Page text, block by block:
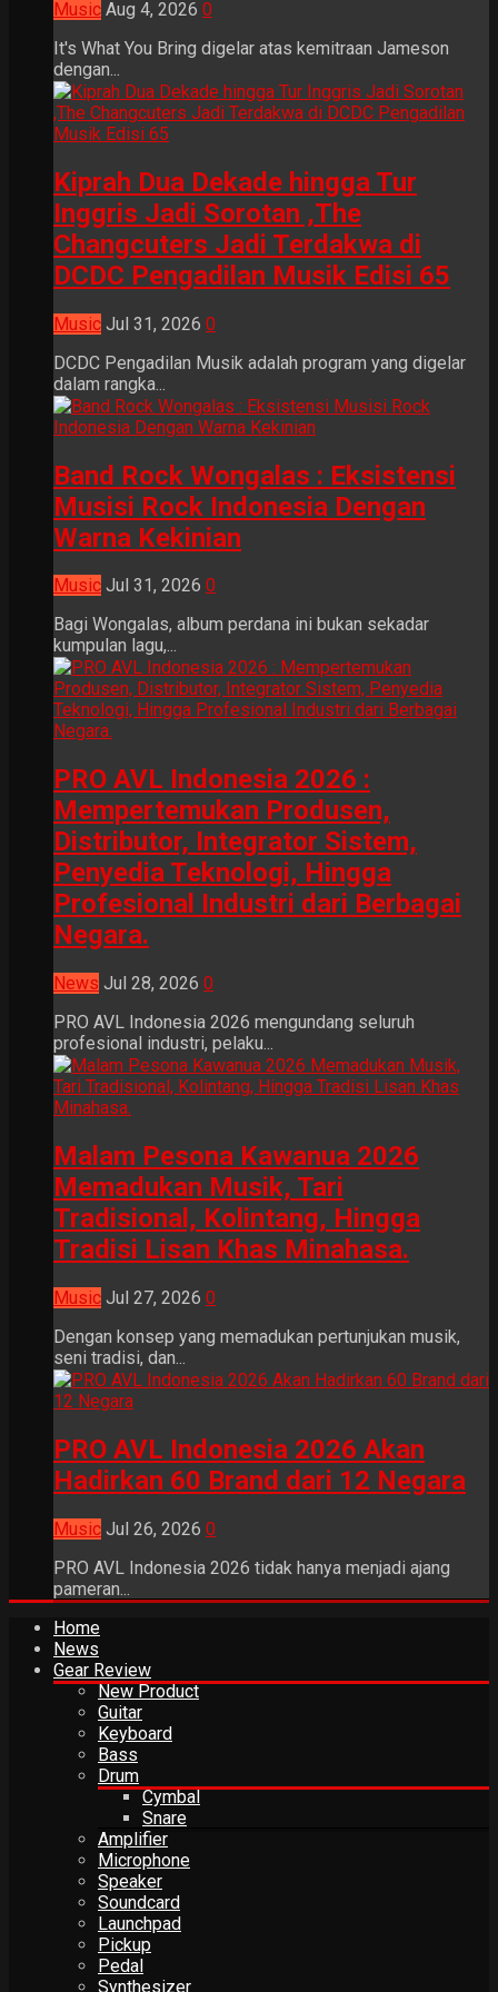
Music Aug 4, 2026 0
It's What You Bring digelar atas kemitraan Jameson
dengan...
Kiprah Dua Dekade hingga Tur
Inggris Jadi Sorotan ,The
Changcuters Jadi Terdakwa di
DCDC Pengadilan Musik Edisi 65
Music Jul 31, 2026 0
DCDC Pengadilan Musik adalah program yang digelar
dalam rangka...
Band Rock Wongalas : Eksistensi
Musisi Rock Indonesia Dengan
Warna Kekinian
Music Jul 31, 2026 0
Bagi Wongalas, album perdana ini bukan sekadar
kumpulan lagu,...
PRO AVL Indonesia 2026 :
Mempertemukan Produsen,
Distributor, Integrator Sistem,
Penyedia Teknologi, Hingga
Profesional Industri dari Berbagai
Negara.
News Jul 28, 2026 0
PRO AVL Indonesia 2026 mengundang seluruh
profesional industri, pelaku...
Malam Pesona Kawanua 2026
Memadukan Musik, Tari
Tradisional, Kolintang, Hingga
Tradisi Lisan Khas Minahasa.
Music Jul 27, 2026 0
Dengan konsep yang memadukan pertunjukan musik,
seni tradisi, dan...
PRO AVL Indonesia 2026 Akan
Hadirkan 60 Brand dari 12 Negara
Music Jul 26, 2026 0
PRO AVL Indonesia 2026 tidak hanya menjadi ajang
pameran...
Home
News
Gear Review
New Product
Guitar
Keyboard
Bass
Drum
Cymbal
Snare
Amplifier
Microphone
Speaker
Soundcard
Launchpad
Pickup
Pedal
Synthesizer